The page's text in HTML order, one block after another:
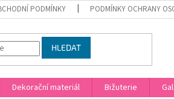
PODMÍNKY PODMÍNKY OCHRANY
HLEDAT
Dekorační materiál Bižuterie